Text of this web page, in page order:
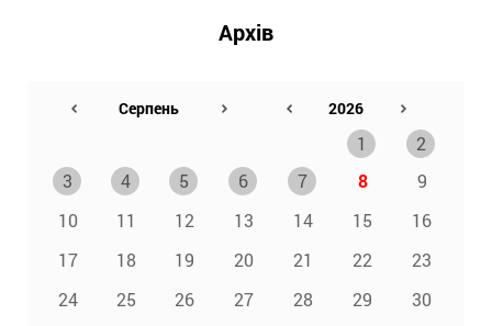
Архів
1
2
3
4 5 6 7 8
9
10
11 12 13 14 15
16
17
18 19 20 21 22
23
24
25 26 27 28 29
30